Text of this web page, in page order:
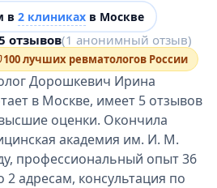
в 2 клиникахв Москве
отзывов(1 анонимный отзыв)
100 лучших ревматологов России
Дорошкевич Ирина
в Москве, имеет 5 отзывов
оценки. Окончила
академия им. И. М.
профессиональный опыт 36
адресам, консультация по